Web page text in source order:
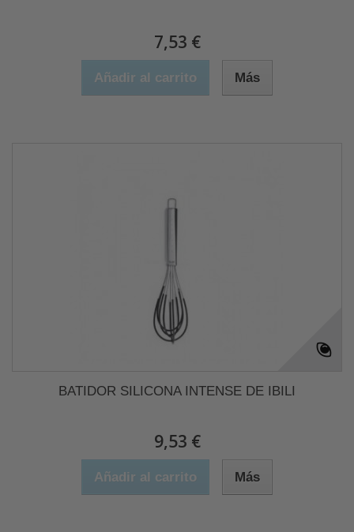
7,53 €
Añadir al carrito Más
BATIDOR SILICONA INTENSE DE IBILI
9,53 €
Añadir al carrito Más